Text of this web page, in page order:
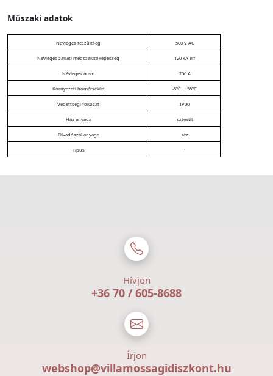
Műszaki adatok
Névleges feszültség 500 V AC
Névleges zárlati megszakítóképesség 120 kA eff
Névleges áram 250 A
Környezeti hőmérséklet -5°C...+55°C
Védettségi fokozat IP00
Ház anyaga szteatit
Olvadószál anyaga réz
Típus 1
Hívjon
+36 70 / 605-8688
Írjon
webshop@villamossagidiszkont.hu